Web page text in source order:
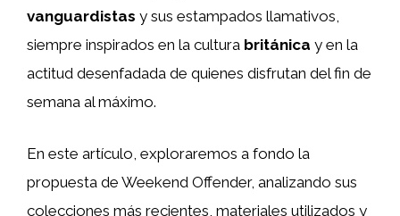
vanguardistas y sus estampados llamativos,
siempre inspirados en la cultura británica y en la
actitud desenfadada de quienes disfrutan del fin de
semana al máximo.
En este artículo, exploraremos a fondo la
propuesta de Weekend Offender, analizando sus
colecciones más recientes, materiales utilizados y